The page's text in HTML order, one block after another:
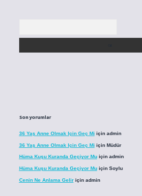
Son yorumlar
36 Yaş Anne Olmak Için Geç Mi için admin
36 Yaş Anne Olmak Için Geç Mi için Müdür
Hüma Kuşu Kuranda Geçiyor Muiçin admin
Hüma Kuşu Kuranda Geçiyor Muiçin Soylu
Cenin Ne Anlama Geliriçin admin